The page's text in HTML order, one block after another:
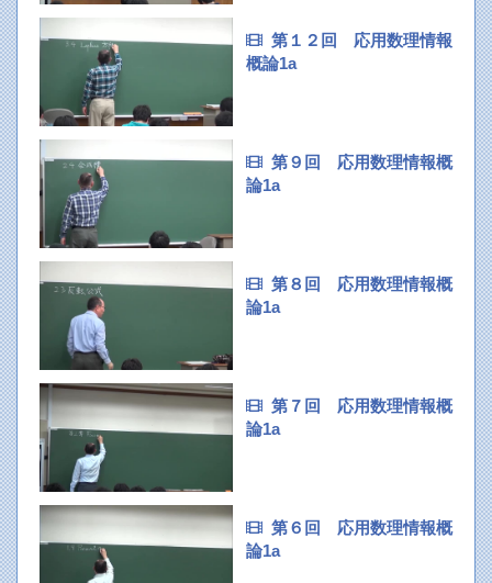
第１２回 応用数理情報
概論1a
第９回 応用数理情報概
論1a
第８回 応用数理情報概
論1a
第７回 応用数理情報概
論1a
第６回 応用数理情報概
論1a